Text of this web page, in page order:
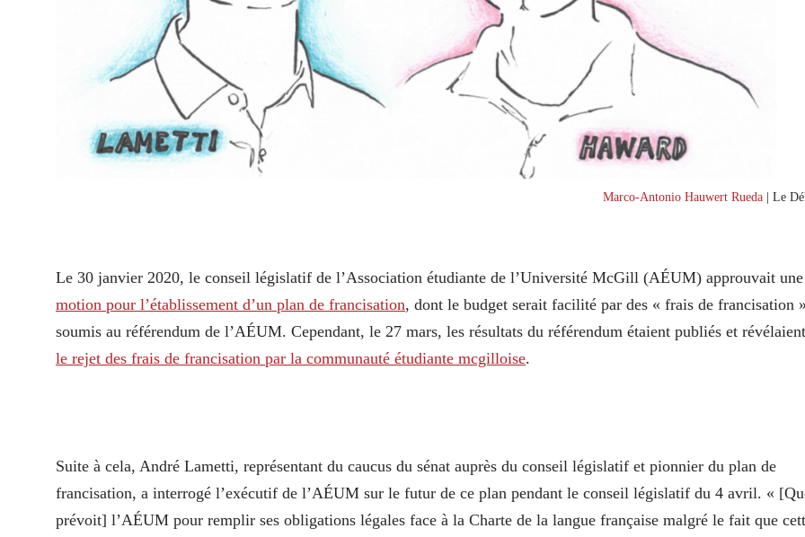
Marco-Antonio Hauwert Rueda | Le
Le 30 janvier 2020, le conseil législatif de l’Association étudiante de l’Université McGill (AÉUM) approuvait une
motion pour l’établissement d’un plan de francisation, dont le budget serait facilité par des « frais de francisation
soumis au référendum de l’AÉUM. Cependant, le 27 mars, les résultats du référendum étaient publiés et révélaient
le rejet des frais de francisation par la communauté étudiante mcgilloise.
Suite à cela, André Lametti, représentant du caucus du sénat auprès du conseil législatif et pionnier du plan de
francisation, a interrogé l’exécutif de l’AÉUM sur le futur de ce plan pendant le conseil législatif du 4 avril. «
prévoit] l’AÉUM pour remplir ses obligations légales face à la Charte de la langue française malgré le fait que